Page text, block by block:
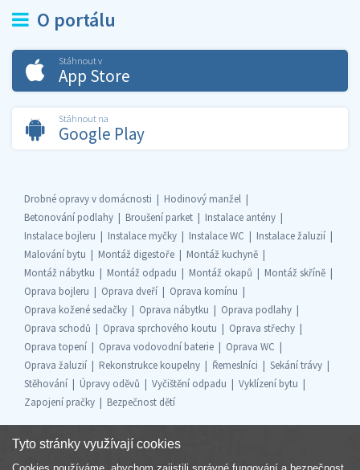
O portálu
Stáhnout v
App Store
Stáhnout na
Google Play
Drobné opravy v domácnosti
Hodinový manžel
Betonování podlahy
Broušení parket
Instalace antény
Instalace bojleru
Instalace myčky Instalace WC
Instalace žaluzií
Malování bytu
Montáž digestoře
Montáž kuchyně
Montáž nábytku
Montáž odpadu Montáž okapů
Montáž skříně
Oprava bojleru
Oprava dveří
Oprava komínu
Oprava kožené sedačky
Oprava nábytku
Oprava podlahy
Oprava schodů
Oprava sprchového koutu
Oprava střechy
Oprava topení
Oprava vodovodní baterie
Oprava WC
Oprava žaluzií
Rekonstrukce koupelny Řemeslníci
Sekání trávy
Stěhování
Úpravy oděvů Vyčištění odpadu
Vyklízení bytu
Zapojení pračky
Bezpečnost dětí
Tyto stránky využívají cookies